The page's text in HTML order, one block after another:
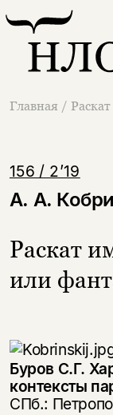
Главная /
156 / 2’19
А. А.
Раскат
или
Буров С.Г.
контексты
СПб.: